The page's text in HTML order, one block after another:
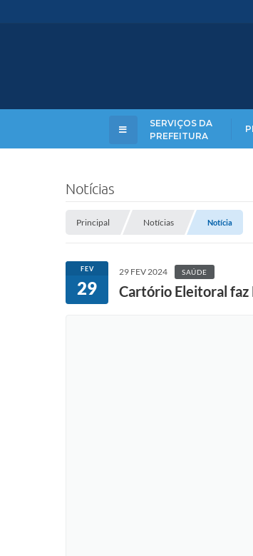
SERVIÇOS DA
PREFEITURA
Notícias
Principal Notícias Notícia
FEV
29
29 FEV 2024 SAÚDE
Cartório Eleitoral faz